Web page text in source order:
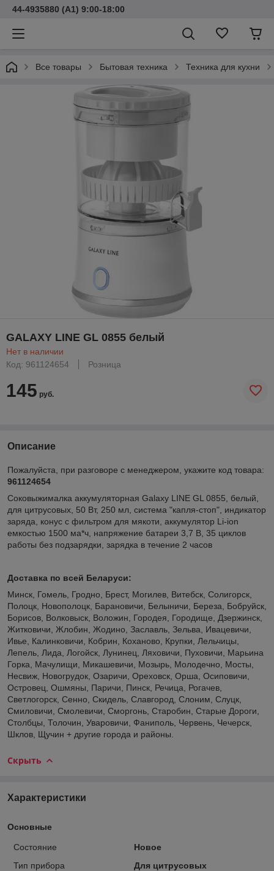
44-4935880 (A1) 9:00-18:00
Все товары Бытовая техника Техника для кухни
GALAXY LINE GL 0855 белый
Нет в наличии
Код: 961124654
Розница
145 руб.
Описание
Пожалуйста, при разговоре с менеджером, укажите код товара:
961124654
Соковыжималка аккумуляторная Galaxy LINE GL 0855, белый,
для цитрусовых, 50 Вт, 250 мл, система "капля-стоп", индикатор
заряда, конус с фильтром для мякоти, аккумулятор Li-ion
емкостью 1500 ма*ч, напряжение батареи 3,7 В, 35 циклов
работы без подзарядки, зарядка в течение 2 часов
Доставка по всей Беларуси:
Минск, Гомель, Гродно, Брест, Могилев, Витебск, Солигорск,
Полоцк, Новополоцк, Барановичи, Белыничи, Береза, Бобруйск,
Борисов, Волковыск, Воложин, Городея, Городище, Дзержинск,
Житковичи, Жлобин, Жодино, Заславль, Зельва, Ивацевичи,
Ивье, Калинковичи, Кобрин, Коханово, Крупки, Лельчицы,
Лепель, Лида, Логойск, Лунинец, Ляховичи, Пуховичи, Марьина
Горка, Мачулищи, Микашевичи, Мозырь, Молодечно, Мосты,
Несвиж, Новогрудок, Озаричи, Ореховск, Орша, Осиповичи,
Островец, Ошмяны, Паричи, Пинск, Речица, Рогачев,
Светлогорск, Сенно, Скидель, Славгород, Слоним, Слуцк,
Смиловичи, Смолевичи, Сморгонь, Старобин, Старые Дороги,
Столбцы, Толочин, Уваровичи, Фаниполь, Червень, Чечерск,
Шклов, Щучин + другие города и районы.
Скрыть
Характеристики
Основные
Состояние
Новое
Тип прибора
Для цитрусовых